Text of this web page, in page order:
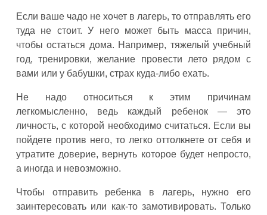
Если ваше чадо не хочет в лагерь, то отправлять его
туда не стоит. У него может быть масса причин,
чтобы остаться дома. Например, тяжелый учебный
год, тренировки, желание провести лето рядом с
вами или у бабушки, страх куда-либо ехать.
Не надо относиться к этим причинам
легкомысленно, ведь каждый ребенок — это
личность, с которой необходимо считаться. Если вы
пойдете против него, то легко оттолкнете от себя и
утратите доверие, вернуть которое будет непросто,
а иногда и невозможно.
Чтобы отправить ребенка в лагерь, нужно его
заинтересовать или как-то замотивировать. Только